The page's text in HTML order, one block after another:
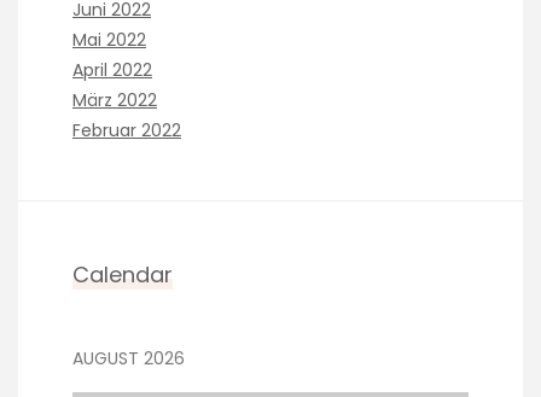
Juni 2022
Mai 2022
April 2022
März 2022
Februar 2022
Calendar
AUGUST 2026